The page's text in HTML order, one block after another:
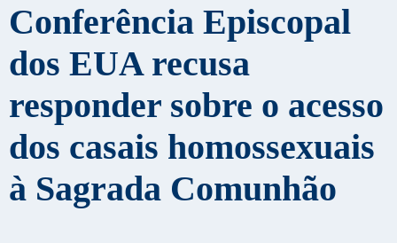
Conferência Episcopal
dos EUA recusa
responder sobre o acesso
dos casais homossexuais
à Sagrada Comunhão